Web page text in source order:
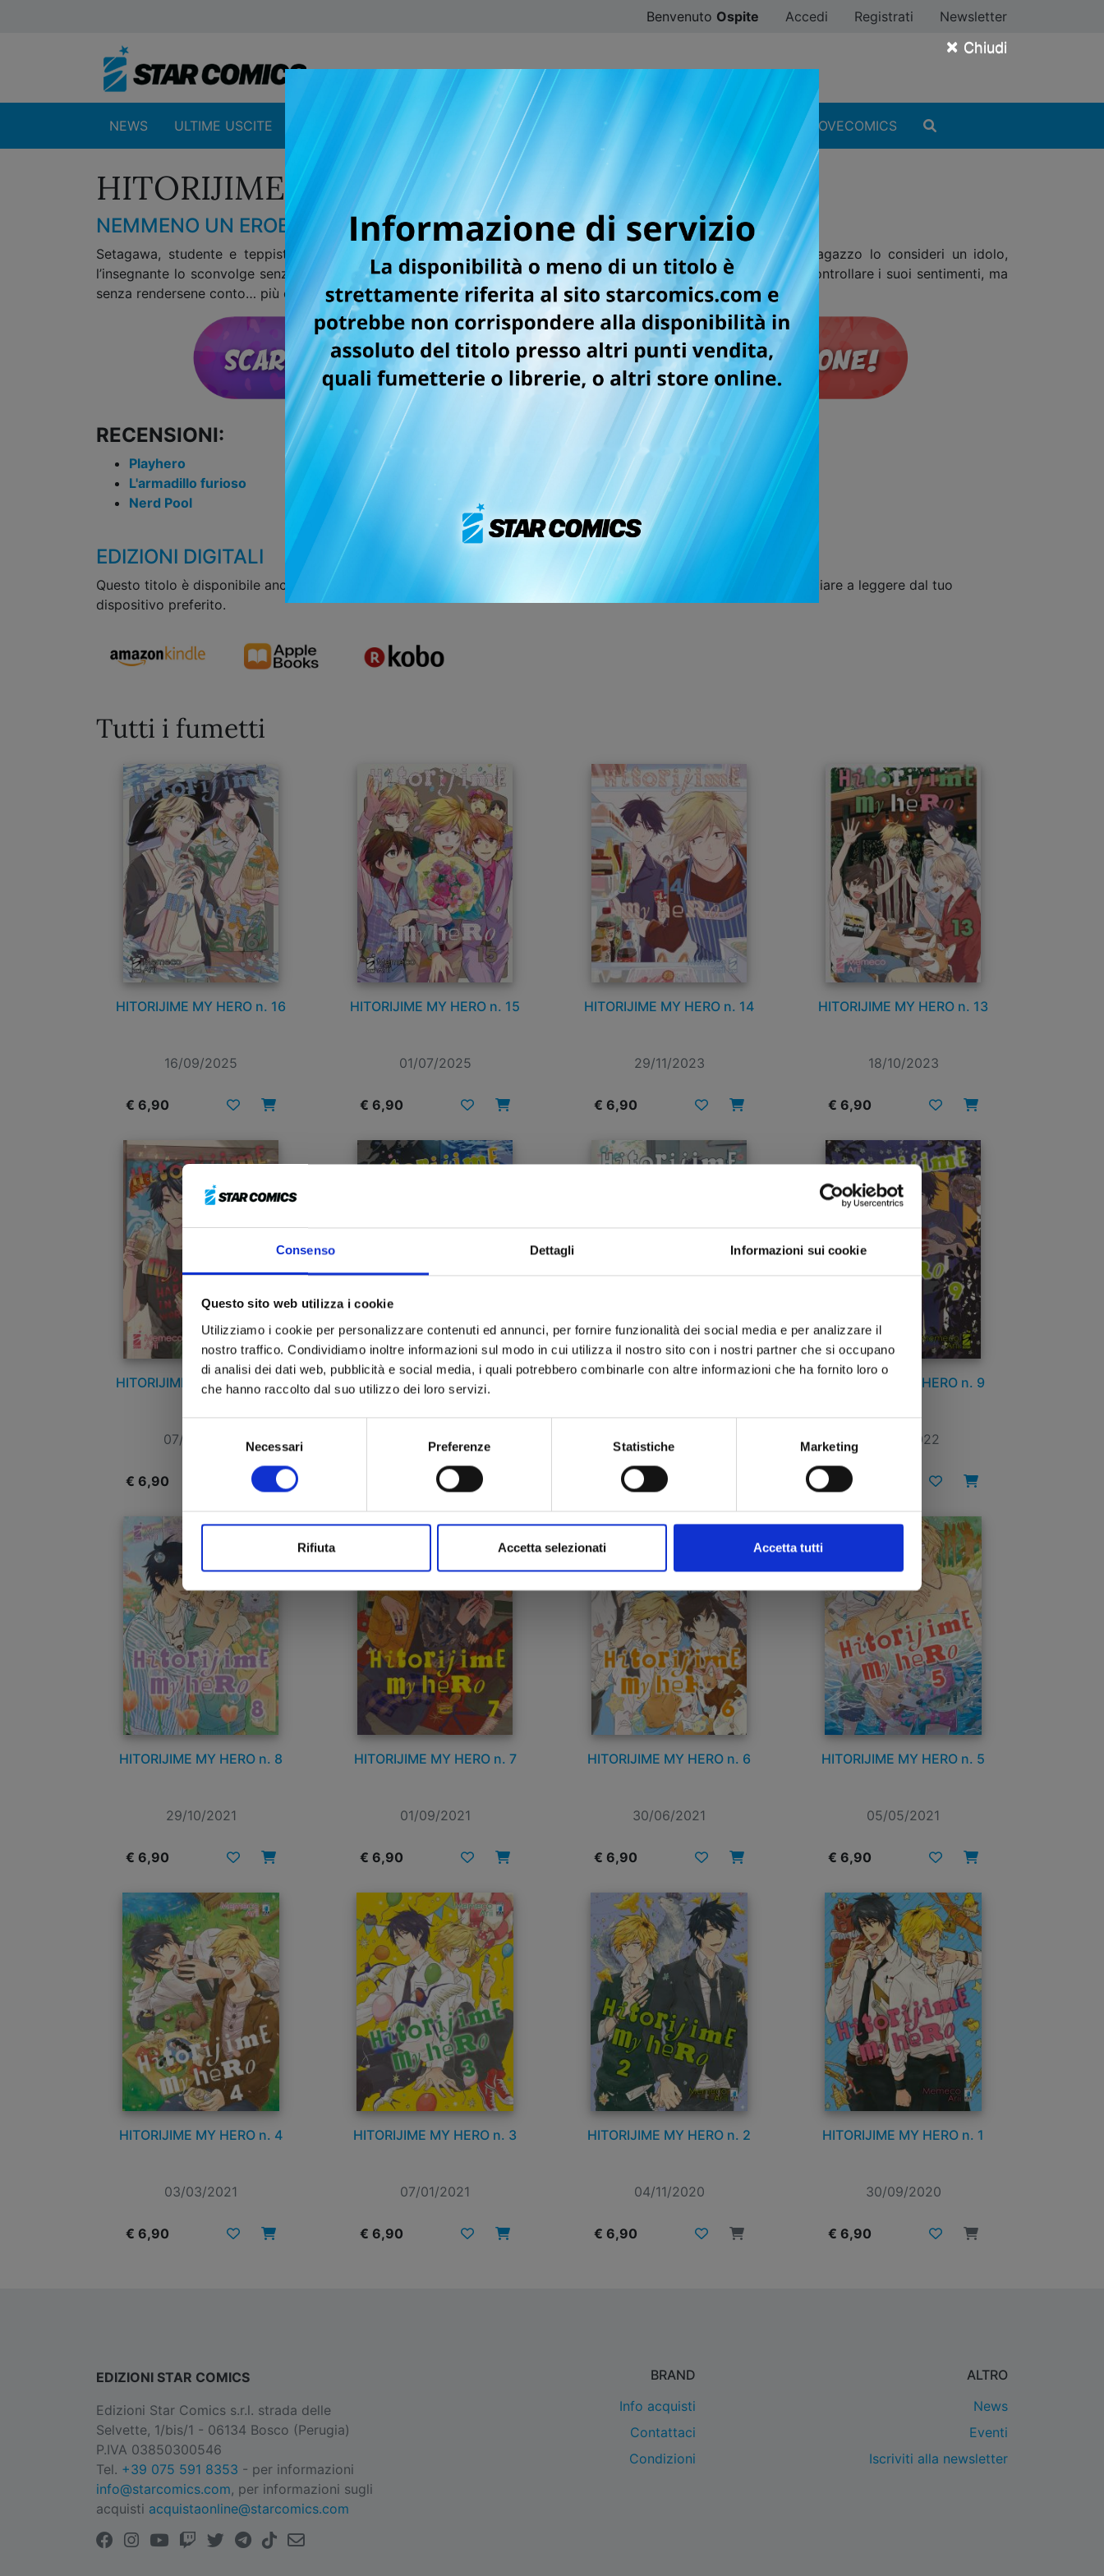
Consenso Dettagli Informazioni sui cookie
Questo sito web utilizza i cookie
Utilizziamo i cookie per personalizzare contenuti ed annunci, per fornire funzionalità dei social media e per analizzare il
nostro traffico. Condividiamo inoltre informazioni sul modo in cui utilizza il nostro sito con i nostri partner che si occupano
di analisi dei dati web, pubblicità e social media, i quali potrebbero combinarle con altre informazioni che ha fornito loro o
che hanno raccolto dal suo utilizzo dei loro servizi.
Necessari Preferenze Statistiche Marketing
Rifiuta Accetta selezionati Accetta tutti
× Chiudi
Benvenuto Ospite Accedi Registrati Newsletter
NEWS ULTIME USCITE CATALOGO SFOGLIA ONLINE DIGISTAR #ILOVEMANGA #ILOVECOMICS
HITORIJIME MY HERO
NEMMENO UN EROE PUÒ SFUGGIRE... ALL'AMORE!
Setagawa, studente e teppista buono a nulla, è il “sottoposto” del temibile professor Kosuke. Nonostante il ragazzo lo consideri un idolo,
l’insegnante lo sconvolge senza pietà con le sue parole e i suoi atteggiamenti. Setagawa cerca in tutti i modi di controllare i suoi sentimenti, ma
senza rendersene conto… più cerca di resistere al suo eroe e più il desiderio nei suoi confronti si infiamma!
RECENSIONI:
Playhero
L'armadillo furioso
Nerd Pool
EDIZIONI DIGITALI
Questo titolo è disponibile anche in formato ebook! Ti basta scegliere uno degli store in cui fare l'acquisto e cominciare a leggere dal tuo
dispositivo preferito.
Tutti i fumetti
HITORIJIME MY HERO n. 16
16/09/2025
€ 6,90
HITORIJIME MY HERO n. 15
01/07/2025
€ 6,90
HITORIJIME MY HERO n. 14
29/11/2023
€ 6,90
HITORIJIME MY HERO n. 13
18/10/2023
€ 6,90
HITORIJIME MY HERO n. 12
07/09/2022
€ 6,90
HITORIJIME MY HERO n. 11
06/07/2022 02/03/2022
€ 6,90
HITORIJIME MY HERO n. 9
05/01/2022
€ 6,90
HITORIJIME MY HERO n. 8
29/10/2021
€ 6,90
HITORIJIME MY HERO n. 7
01/09/2021
€ 6,90
HITORIJIME MY HERO n. 6
30/06/2021
€ 6,90
HITORIJIME MY HERO n. 5
05/05/2021
€ 6,90
HITORIJIME MY HERO n. 4
03/03/2021
€ 6,90
HITORIJIME MY HERO n. 3
07/01/2021
€ 6,90
HITORIJIME MY HERO n. 2
04/11/2020
€ 6,90
HITORIJIME MY HERO n. 1
30/09/2020
€ 6,90
EDIZIONI STAR COMICS
Edizioni Star Comics s.r.l. strada delle
Selvette, 1/bis/1 - 06134 Bosco (Perugia)
P.IVA 03850300546
Tel. +39 075 591 8353 - per informazioni
info@starcomics.com, per informazioni sugli
acquisti acquistaonline@starcomics.com
BRAND
Info acquisti
Contattaci
Condizioni
ALTRO
News
Eventi
Iscriviti alla newsletter